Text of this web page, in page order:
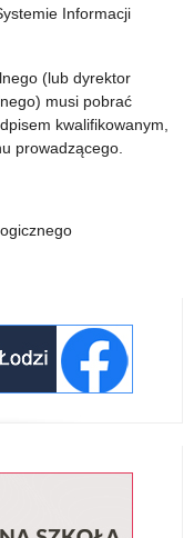
Informacji
(lub dyrektor
musi pobrać
kwalifikowanym,
prowadzącego.